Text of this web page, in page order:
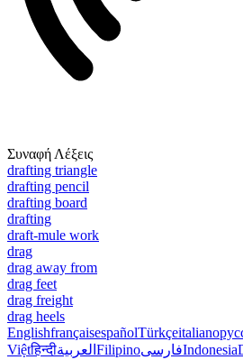
Συναφή Λέξεις
drafting triangle
drafting pencil
drafting board
drafting
draft-mule work
drag
drag away from
drag feet
drag freight
drag heels
EnglishfrançaisespañolTürkçeitaliano
Việtहिन्दीالعربية FilipinoفارسیIndonesia